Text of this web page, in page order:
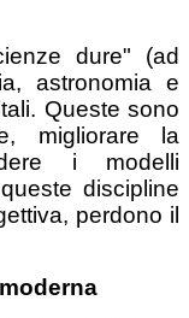
dure" (ad
astronomia e
Queste sono
migliorare la
i modelli
discipline
perdono il